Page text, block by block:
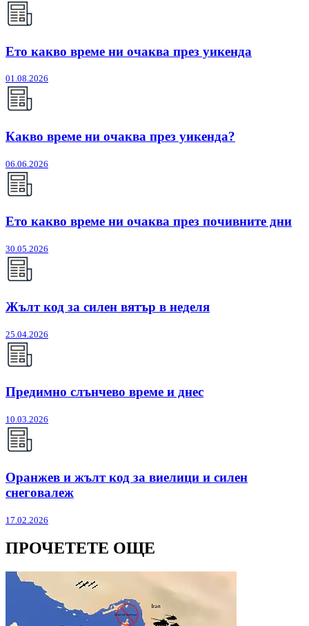
Ето какво време ни очаква през уикенда
01.08.2026
Какво време ни очаква през уикенда?
06.06.2026
Ето какво време ни очаква през почивните дни
30.05.2026
Жълт код за силен вятър в неделя
25.04.2026
Предимно слънчево време и днес
10.03.2026
Оранжев и жълт код за виелици и силен
снеговалеж
17.02.2026
ПРОЧЕТЕТЕ ОЩЕ